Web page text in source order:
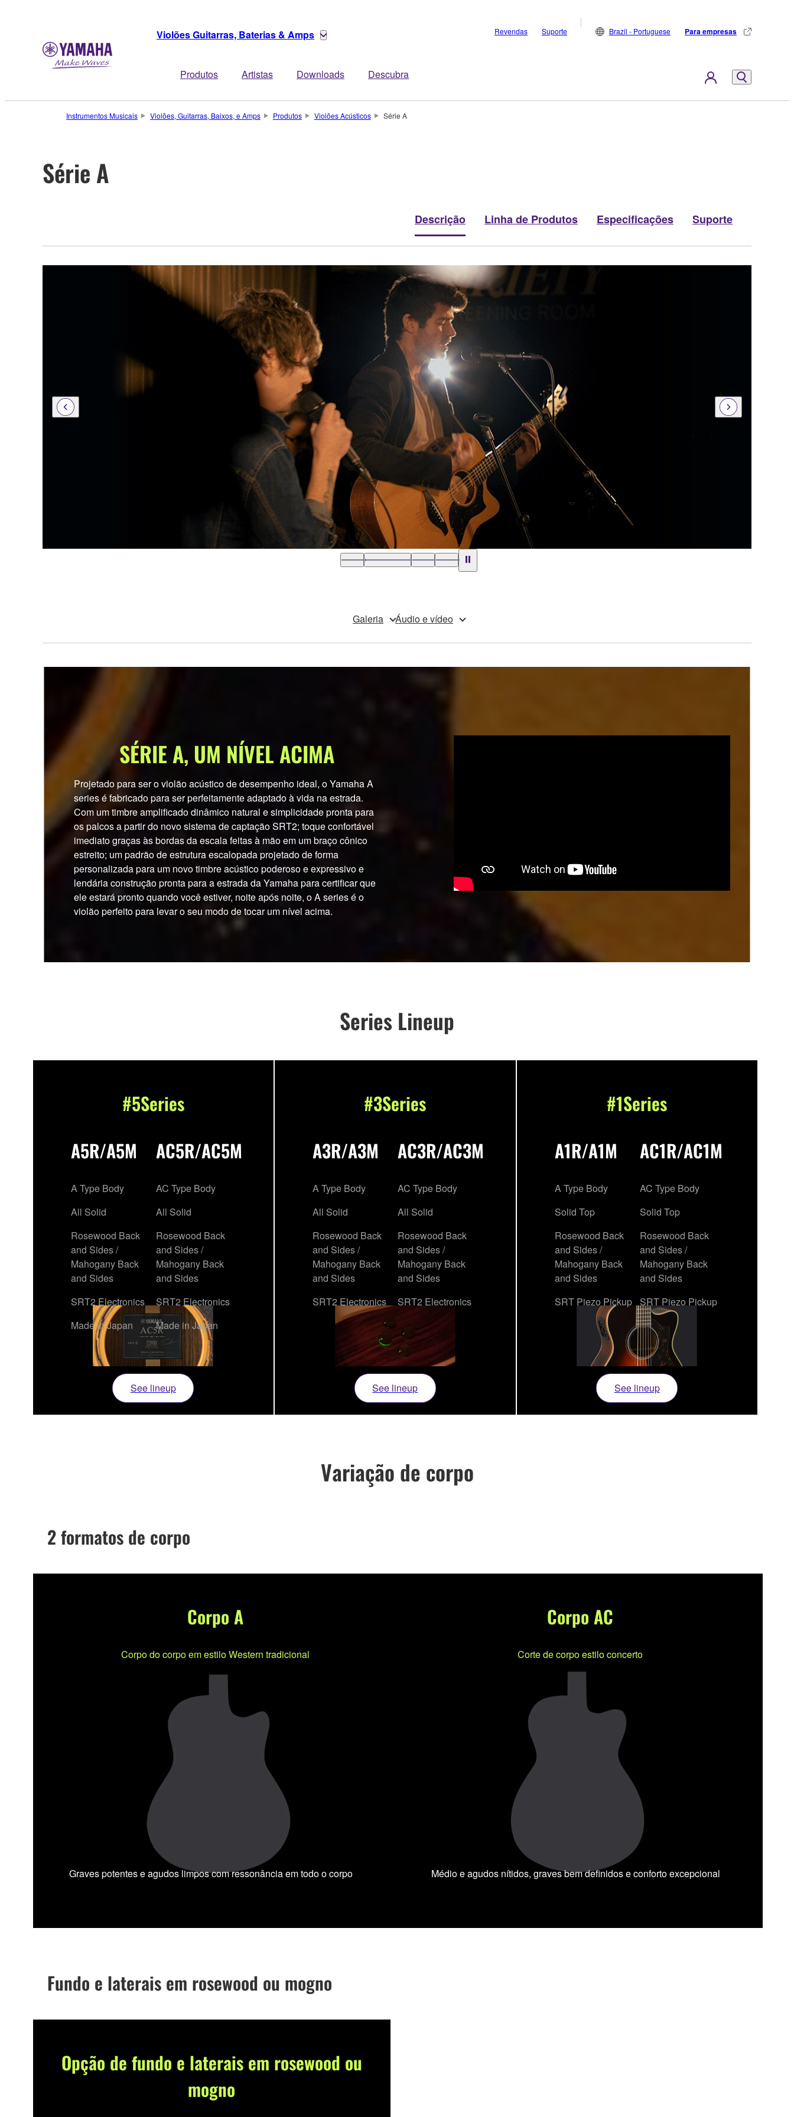
Violões Guitarras, Baterias & Amps
Produtos Artistas Downloads Descubra
Revendas Suporte Brazil - Portuguese Para empresas
Instrumentos Musicais Violões, Guitarras, Baixos, e Amps Produtos Violões Acústicos Série A
Série A
Descrição Linha de Produtos Especificações Suporte
Galeria Áudio e vídeo
SÉRIE A, UM NÍVEL ACIMA
Projetado para ser o violão acústico de desempenho ideal, o Yamaha A
series é fabricado para ser perfeitamente adaptado à vida na estrada.
Com um timbre amplificado dinâmico natural e simplicidade pronta para
os palcos a partir do novo sistema de captação SRT2; toque confortável
imediato graças às bordas da escala feitas à mão em um braço cônico
estreito; um padrão de estrutura escalopada projetado de forma
personalizada para um novo timbre acústico poderoso e expressivo e
lendária construção pronta para a estrada da Yamaha para certificar que
ele estará pronto quando você estiver, noite após noite, o A series é o
violão perfeito para levar o seu modo de tocar um nível acima.
Series Lineup
#5Series
See lineup
A5R/A5M
A Type Body
All Solid
Rosewood Back
and Sides /
Mahogany Back
and Sides
SRT2 Electronics
Made in Japan
AC5R/AC5M
AC Type Body
All Solid
Rosewood Back
and Sides /
Mahogany Back
and Sides
SRT2 Electronics
Made in Japan
#3Series
See lineup
A3R/A3M
A Type Body
All Solid
Rosewood Back
and Sides /
Mahogany Back
and Sides
SRT2 Electronics
AC3R/AC3M
AC Type Body
All Solid
Rosewood Back
and Sides /
Mahogany Back
and Sides
SRT2 Electronics
#1Series
See lineup
A1R/A1M
A Type Body
Solid Top
Rosewood Back
and Sides /
Mahogany Back
and Sides
SRT Piezo Pickup
AC1R/AC1M
AC Type Body
Solid Top
Rosewood Back
and Sides /
Mahogany Back
and Sides
SRT Piezo Pickup
Variação de corpo
2 formatos de corpo
Corpo A
Corpo do corpo em estilo Western tradicional
Graves potentes e agudos limpos com ressonância em todo o corpo
Corpo AC
Corte de corpo estilo concerto
Médio e agudos nítidos, graves bem definidos e conforto excepcional
Fundo e laterais em rosewood ou mogno
Opção de fundo e laterais em rosewood ou
mogno